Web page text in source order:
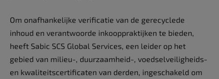
Om onafhankelijke verificatie van de gerecyclede
inhoud en verantwoorde inkooppraktijken te bieden,
heeft Sabic SCS Global Services, een leider op het
gebied van milieu-, duurzaamheid-, voedselveiligheids-
en kwaliteitscertificaten van derden, ingeschakeld om